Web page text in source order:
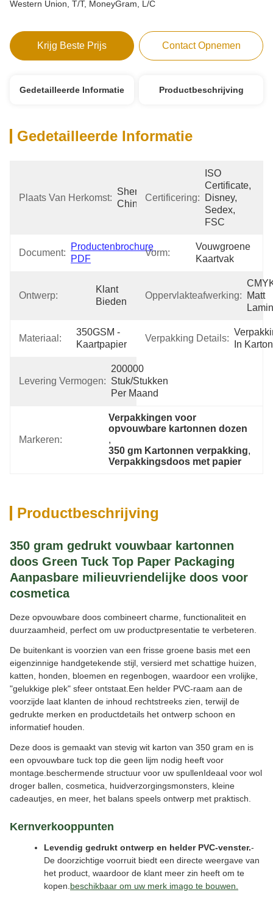
Western Union, T/T, MoneyGram, L/C
Krijg Beste Prijs Contact Opnemen
Gedetailleerde Informatie Productbeschrijving
Gedetailleerde Informatie
Plaats Van Herkomst:
Shenzhen
China
Certificering:
ISO
Certificate,
Disney,
Sedex,
FSC
Document:
Productenbrochure
PDF
Vorm:
Vouwgroene
Kaartvak
Ontwerp:
Klant
Bieden
Oppervlakteafwerking:
Matt
Materiaal:
350GSM -
Kaartpapier
Verpakking Details:
In Karton
Levering Vermogen:
200000
Stuk/Stukken
Per Maand
Markeren:
Verpakkingen voor
opvouwbare kartonnen dozen
,
350 gm Kartonnen verpakking
Verpakkingsdoos met papier
Productbeschrijving
350 gram gedrukt vouwbaar kartonnen
doos Green Tuck Top Paper Packaging
Aanpasbare milieuvriendelijke doos voor
cosmetica
Deze opvouwbare doos combineert charme, functionaliteit en
duurzaamheid, perfect om uw productpresentatie te verbeteren.
De buitenkant is voorzien van een frisse groene basis met een
eigenzinnige handgetekende stijl, versierd met schattige huizen,
katten, honden, bloemen en regenbogen, waardoor een vrolijke,
"gelukkige plek" sfeer ontstaat.Een helder PVC-raam aan de
voorzijde laat klanten de inhoud rechtstreeks zien, terwijl de
gedrukte merken en productdetails het ontwerp schoon en
informatief houden.
Deze doos is gemaakt van stevig wit karton van 350 gram en is
een opvouwbare tuck top die geen lijm nodig heeft voor
montage.beschermende structuur voor uw spullenIdeaal voor wol
droger ballen, cosmetica, huidverzorgingsmonsters, kleine
cadeautjes, en meer, het balans speels ontwerp met praktisch.
Kernverkooppunten
Levendig gedrukt ontwerp en helder PVC-venster.-
De doorzichtige voorruit biedt een directe weergave van
het product, waardoor de klant meer zin heeft om te
kopen. beschikbaar om uw merk imago te bouwen.